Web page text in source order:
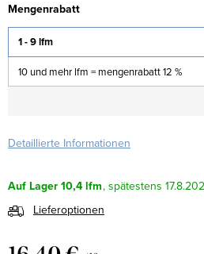
Mengenrabatt
1 - 9 lfm
10 und mehr lfm = mengenrabatt 12 %
Detaillierte Informationen
Auf Lager10,4 lfm
Lieferoptionen